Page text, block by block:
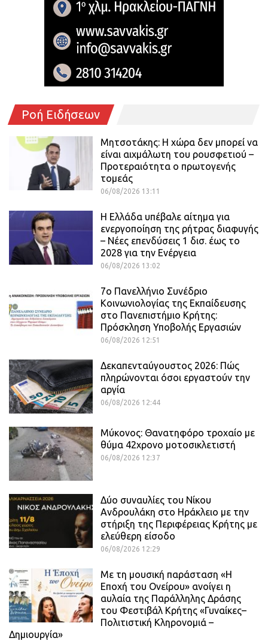
Ροή Ειδήσεων
Μητσοτάκης: Η χώρα δεν μπορεί να
είναι αιχμάλωτη του ρουσφετιού –
Προτεραιότητα ο πρωτογενής
τομεάς
06/08/2026 13:11
Η Ελλάδα υπέβαλε αίτημα για
ενεργοποίηση της ρήτρας διαφυγής
– Νέες επενδύσεις 1 δισ. έως το
2028 για την Ενέργεια
06/08/2026 13:02
7ο Πανελλήνιο Συνέδριο
Κοινωνιολογίας της Εκπαίδευσης
στο Πανεπιστήμιο Κρήτης:
Πρόσκληση Υποβολής Εργασιών
06/08/2026 12:51
Δεκαπενταύγουστος 2026: Πώς
πληρώνονται όσοι εργαστούν την
αργία
06/08/2026 12:44
Μύκονος: Θανατηφόρο τροχαίο με
θύμα 42χρονο μοτοσικλετιστή
06/08/2026 12:37
Δύο συναυλίες του Νίκου
Ανδρουλάκη στο Ηράκλειο με την
στήριξη της Περιφέρειας Κρήτης με
ελεύθερη είσοδο
06/08/2026 12:29
Με τη μουσική παράσταση «Η
Εποχή του Ονείρου» ανοίγει η
αυλαία της Παράλληλης Δράσης
του Φεστιβάλ Κρήτης «Γυναίκες–
Πολιτιστική Κληρονομιά –
Δημιουργία»